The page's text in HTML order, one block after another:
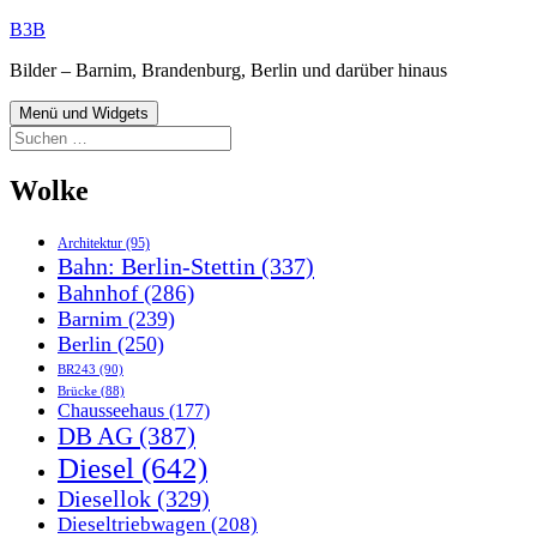
Zum
springen
B3B
Bilder – Barnim, Brandenburg, Berlin und darüber hinaus
Menü und Widgets
Suchen
nach:
Wolke
Architektur (95)
Bahn: Berlin-Stettin (337)
Bahnhof(286)
Barnim (239)
Berlin (250)
BR243 (90)
Brücke (88)
Chausseehaus (177)
DB AG (387)
Diesel (642)
Diesellok (329)
Dieseltriebwagen (208)